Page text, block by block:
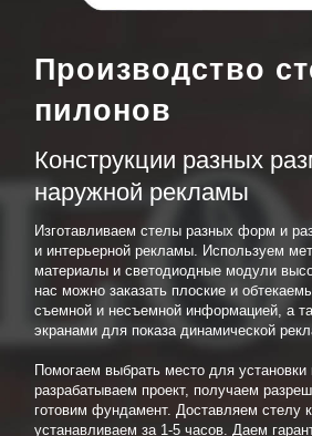
Производство
пилонов
Конструкции разных
наружной рекламы
Изготавливаем стелы разных форм и
и интерьерной рекламы. Используем
материалы и светодиодные модули
нас можно заказать плоские и
съемной и несъемной информацией, а
экранами для показа динамической
Помогаем выбрать место для установки
разрабатываем проект, получаем
готовим фундамент. Доставляем стелу
устанавливаем за 1-5 часов. Даем